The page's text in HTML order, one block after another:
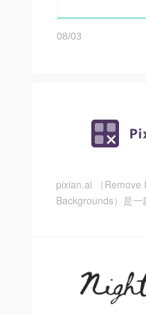
pixian.ai （Remove
Backgrounds）是一
载，且支持批量抠图